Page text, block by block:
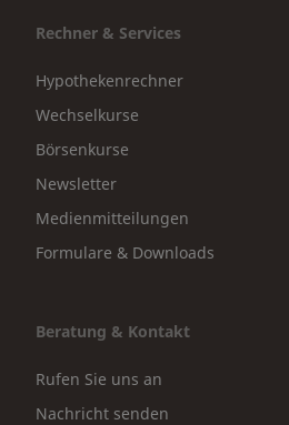
Rechner & Services
Hypothekenrechner
Wechselkurse
Börsenkurse
Newsletter
Medienmitteilungen
Formulare & Downloads
Beratung & Kontakt
Rufen Sie uns an
Nachricht senden